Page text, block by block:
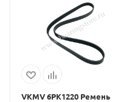
VKMV 6PK1220 Ремень